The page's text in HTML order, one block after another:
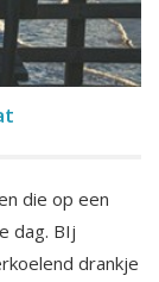
die op een
dag. BIj
drankje